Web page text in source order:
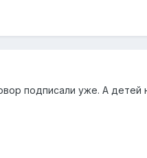
подписали уже. А детей